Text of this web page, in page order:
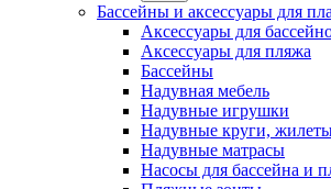
Бассейны и аксессуары для
Аксессуары для
Аксессуары для пляжа
Бассейны
Надувная мебель
Надувные игрушки
Надувные круги,
Надувные матрасы
Насосы для бассейна и